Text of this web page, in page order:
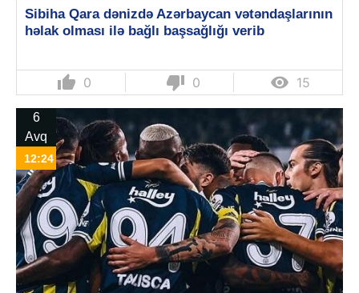
Sibiha Qara dənizdə Azərbaycan vətəndaşlarının
həlak olması ilə bağlı başsağlığı verib
thumb_up 0 thumb_down 0  15
6
Avq
12:24